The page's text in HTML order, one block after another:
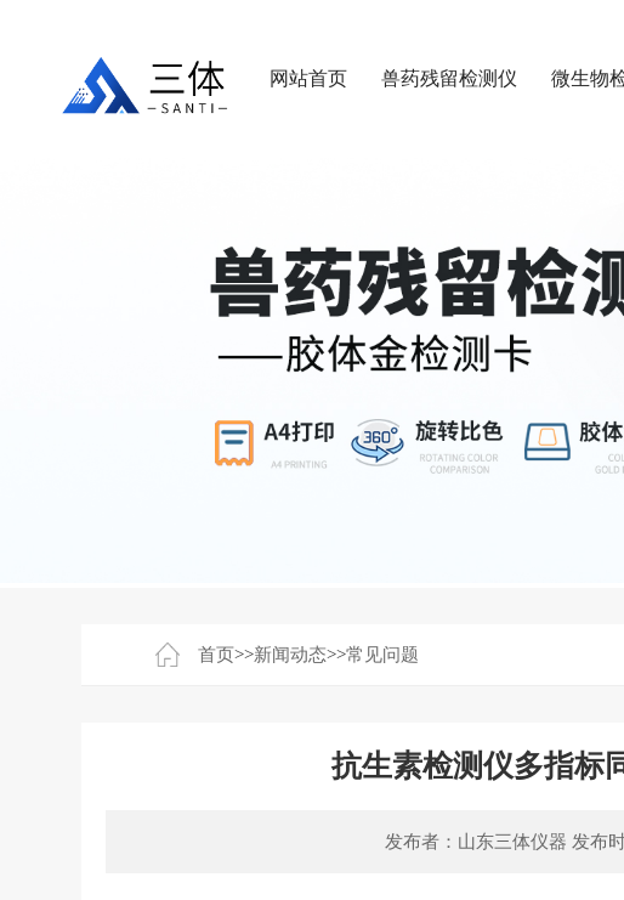
网站首页 兽药残留检测仪 微生物
首页>>新闻动态>>常见问题
抗生素检测仪多指标
发布者：山东三体仪器 发布